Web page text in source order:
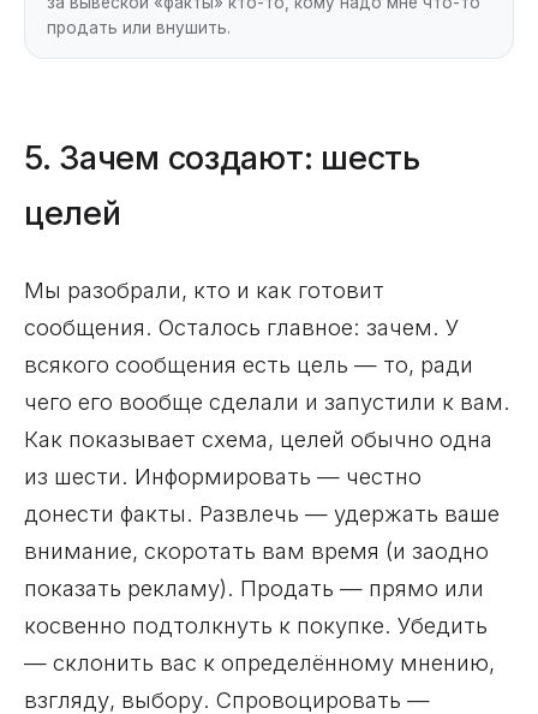
продать или внушить.
5. Зачем создают: шесть
целей
Мы разобрали, кто и как готовит
сообщения. Осталось главное: зачем. У
всякого сообщения есть цель — то, ради
чего его вообще сделали и запустили к вам.
Как показывает схема, целей обычно одна
из шести. Информировать — честно
донести факты. Развлечь — удержать ваше
внимание, скоротать вам время (и заодно
показать рекламу). Продать — прямо или
косвенно подтолкнуть к покупке. Убедить
— склонить вас к определённому мнению,
взгляду, выбору. Спровоцировать —